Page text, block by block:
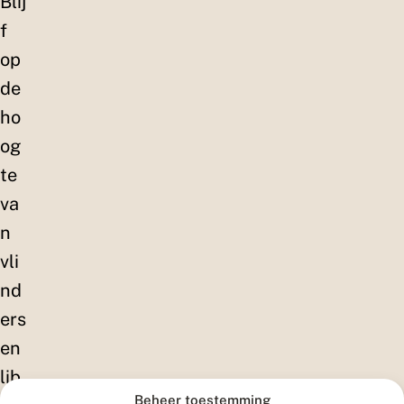
Beheer toestemming
f
op
de
ho
og
te
va
n
vli
nd
ers
en
lib